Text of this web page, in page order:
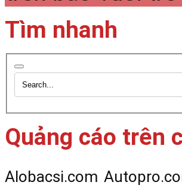
Tìm nhanh
Quảng cáo trên
Alobacsi.com